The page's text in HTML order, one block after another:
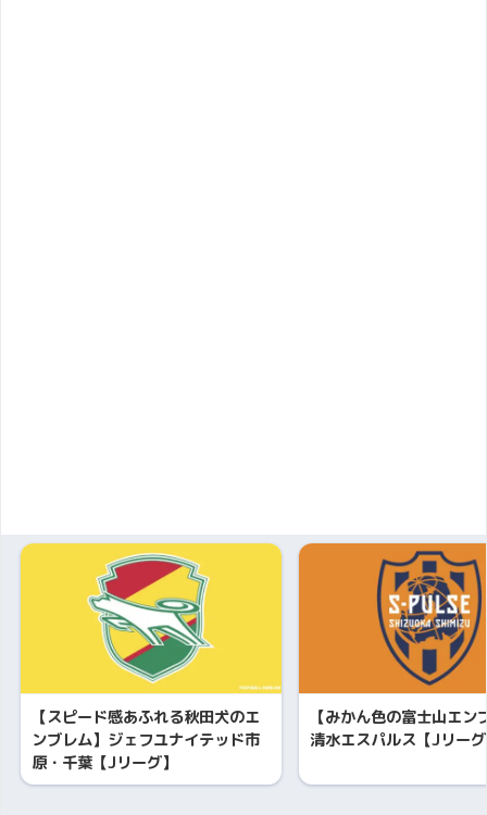
【スピード感あふれる秋田犬のエ
ンブレム】ジェフユナイテッド市
原・千葉【Jリーグ】
【みかん色の富士山エン
清水エスパルス【Jリー